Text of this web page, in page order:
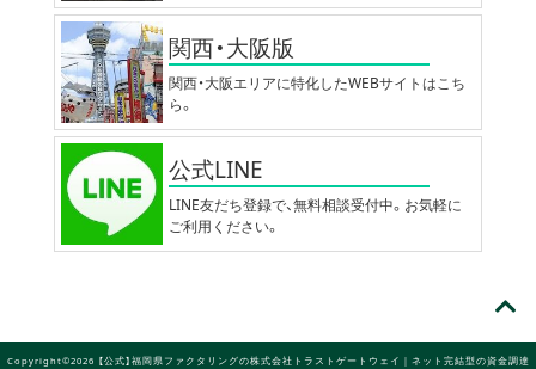
関西・大阪版
関西・大阪エリアに特化したWEBサイトはこち
ら。
公式LINE
LINE友だち登録で、無料相談受付中。お気軽に
ご利用ください。
Copyright©2026 【公式】福岡県ファクタリングの株式会社トラストゲートウェイ｜ネット完結型の資金調達